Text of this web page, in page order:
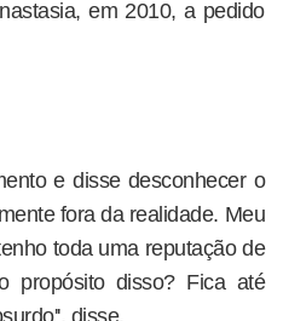
em 2010, a pedido
e disse desconhecer o
fora da realidade. Meu
toda uma reputação de
propósito disso? Fica até
disse.